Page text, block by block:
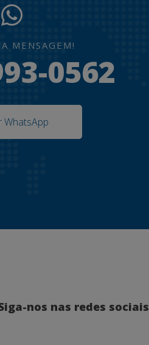
MENSAGEM!
0562
WhatsApp
nos nas redes sociais